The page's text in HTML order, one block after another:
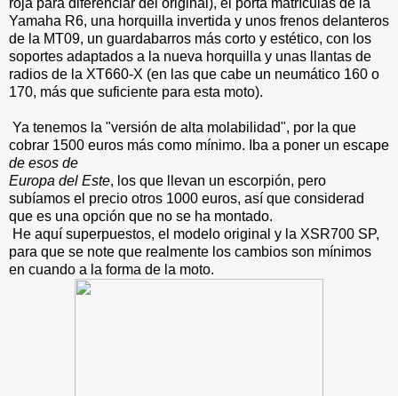
Yamaha R6, una horquilla invertida y unos frenos delanteros
de la MT09, un guardabarros más corto y estético, con los
soportes adaptados a la nueva horquilla y unas llantas de
radios de la XT660-X (en las que cabe un neumático 160 o
170, más que suficiente para esta moto).
Ya tenemos la "versión de alta molabilidad", por la que
cobrar 1500 euros más como mínimo. Iba a poner un escape
de esos de
Europa del Este, los que llevan un escorpión, pero
subíamos el precio otros 1000 euros, así que considerad
que es una opción que no se ha montado.
He aquí superpuestos, el modelo original y la XSR700 SP,
para que se note que realmente los cambios son mínimos
en cuando a la forma de la moto.